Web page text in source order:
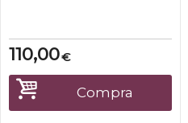
alluminio.Caratteristiche-
dimensione 50x50 cm-
Altezza 80cm-Ripiano in
Multistrato di betulla-teste di
appoggio in nylon;-tubi
portanti in alluminio
€
110,00
Compra